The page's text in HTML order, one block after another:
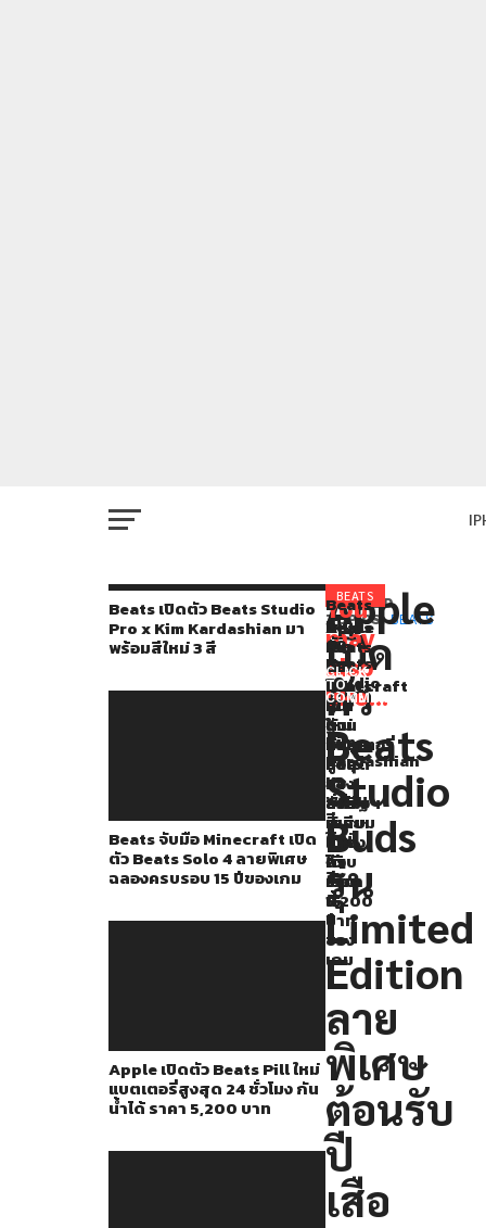
Beats เปิดตัว Beats Studio
Pro x Kim Kardashian มา
พร้อมสีใหม่ 3 สี
Beats จับมือ Minecraft เปิด
ตัว Beats Solo 4 ลายพิเศษ
ฉลองครบรอบ 15 ปีของเกม
Apple เปิดตัว Beats Pill ใหม่
แบตเตอรี่สูงสุด 24 ชั่วโมง กัน
น้ำได้ ราคา 5,200 บาท
BEATS
Apple
เปิด
ตัว
Beats
Studio
Buds
รุ่น
Limited
Edition
ลาย
พิเศษ
ต้อนรับ
ปี
เสือ
นอกจาก
Apple
ญี่ปุ่น
ที่
จัด
โปร
โม
ชั่น
แจก
AirTag
ลาย
เสือ
แล้ว
Apple
ก็
ออก
มา
เปิด
ตัว
Beats
You
may
also
like...
Beats
เปิด
ตัว
Beats
Studio
Pro
x
Kim
Kardashian
มา
พร้อม
สี
ใหม่
3
สี
Beats
จับ
มือ
Minecraft
เปิด
ตัว
Beats
Solo
4
ลาย
พิเศษ
ฉลอง
ครบ
รอบ
15
ปี
ของ
เกม
Apple
เปิด
ตัว
Beats
Pill
ใหม่
แบตเตอรี่
สูงสุด
24
ชั่วโมง
กัน
น้ำ
ได้
ราคา
5,200
บาท
พบ
Beats
Pill
ใหม่
บน
ฐาน
ข้อมูล
FCC
ของ
สหรัฐฯ
เตรียม
เปิด
ตัว
เร็วๆ
นี้
RELATED
TOPICS: BEATS
CLICK
TO
COMMENT